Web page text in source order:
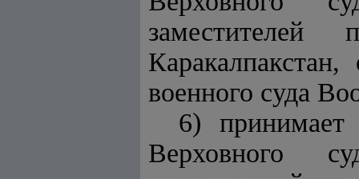
заместителей
военного суда
6) принимает
Верховного